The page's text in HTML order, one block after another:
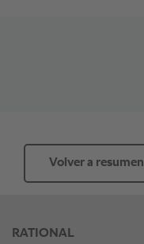
Volver a resumen